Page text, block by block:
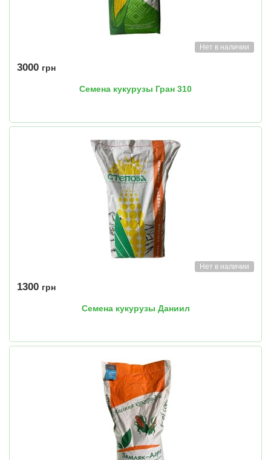
Нет в наличии
3000 грн
Семена кукурузы Гран 310
Нет в наличии
1300 грн
Семена кукурузы Даниил